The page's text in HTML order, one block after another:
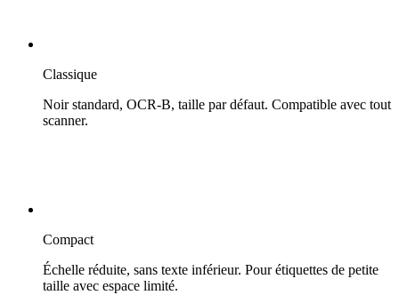
Classique
Noir standard, OCR-B, taille par défaut. Compatible avec tout
scanner.
Compact
Échelle réduite, sans texte inférieur. Pour étiquettes de petite
taille avec espace limité.